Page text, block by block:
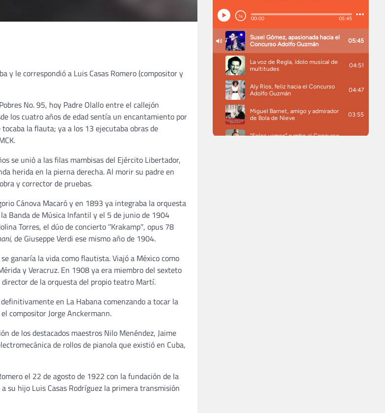
y le correspondió a Luis Casas Romero (compositor y
No. 95, hoy Padre Olallo entre el callejón
los cuatro años de edad sentía un encantamiento por
la flauta; ya a los 13 ejecutaba obras de
se unió a las filas mambisas del Ejército Libertador,
herida en la pierna derecha. Al morir su padre en
y corrector de pruebas.
Cánova Macaró y en 1893 ya integraba la orquesta
Banda de Música Infantil y el 5 de junio de 1904
Torres, el dúo de concierto ʺKrakampʺ, opus 78
, de Giuseppe Verdi ese mismo año de 1904.
ganaría la vida como flautista. Viajó a México como
y Veracruz. En 1908 ya era miembro del sexteto
de la orquesta del propio teatro Martí.
en La Habana comenzando a tocar la
compositor Jorge Anckermann.
de los destacados maestros Nilo Menéndez, Jaime
de rollos de pianola que existió en Cuba,
el 22 de agosto de 1922 con la fundación de la
su hijo Luis Casas Rodríguez la primera transmisión